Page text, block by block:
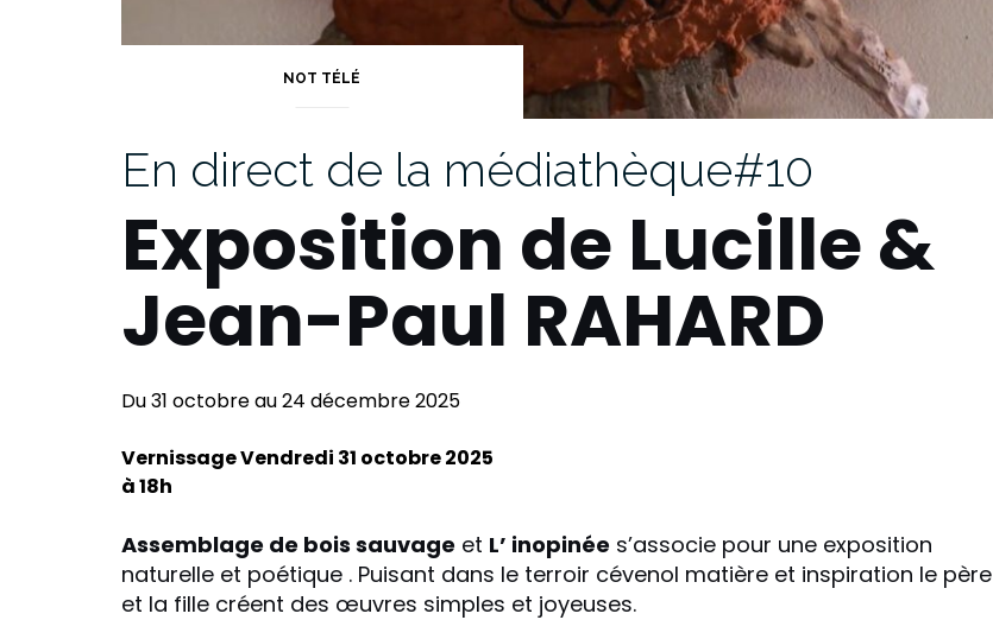
NOT TÉLÉ
En direct de la médiathèque#10
Exposition de Lucille &
Jean-Paul RAHARD
Du 31 octobre au 24 décembre 2025
Vernissage Vendredi 31 octobre 2025
à 18h
Assemblage de bois sauvage et L’ inopinée s’associe pour une exposition
naturelle et poétique . Puisant dans le terroir cévenol matière et inspiration le père
et la fille créent des œuvres simples et joyeuses.